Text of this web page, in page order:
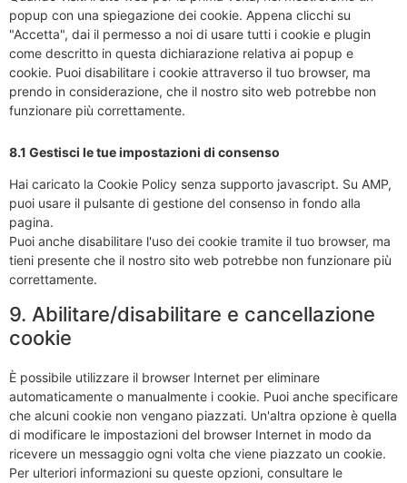
popup con una spiegazione dei cookie. Appena clicchi su
"Accetta", dai il permesso a noi di usare tutti i cookie e plugin
come descritto in questa dichiarazione relativa ai popup e
cookie. Puoi disabilitare i cookie attraverso il tuo browser, ma
prendo in considerazione, che il nostro sito web potrebbe non
funzionare più correttamente.
8.1 Gestisci le tue impostazioni di consenso
Hai caricato la Cookie Policy senza supporto javascript. Su AMP,
puoi usare il pulsante di gestione del consenso in fondo alla
pagina.
Puoi anche disabilitare l'uso dei cookie tramite il tuo browser, ma
tieni presente che il nostro sito web potrebbe non funzionare più
correttamente.
9. Abilitare/disabilitare e cancellazione
cookie
È possibile utilizzare il browser Internet per eliminare
automaticamente o manualmente i cookie. Puoi anche specificare
che alcuni cookie non vengano piazzati. Un'altra opzione è quella
di modificare le impostazioni del browser Internet in modo da
ricevere un messaggio ogni volta che viene piazzato un cookie.
Per ulteriori informazioni su queste opzioni, consultare le